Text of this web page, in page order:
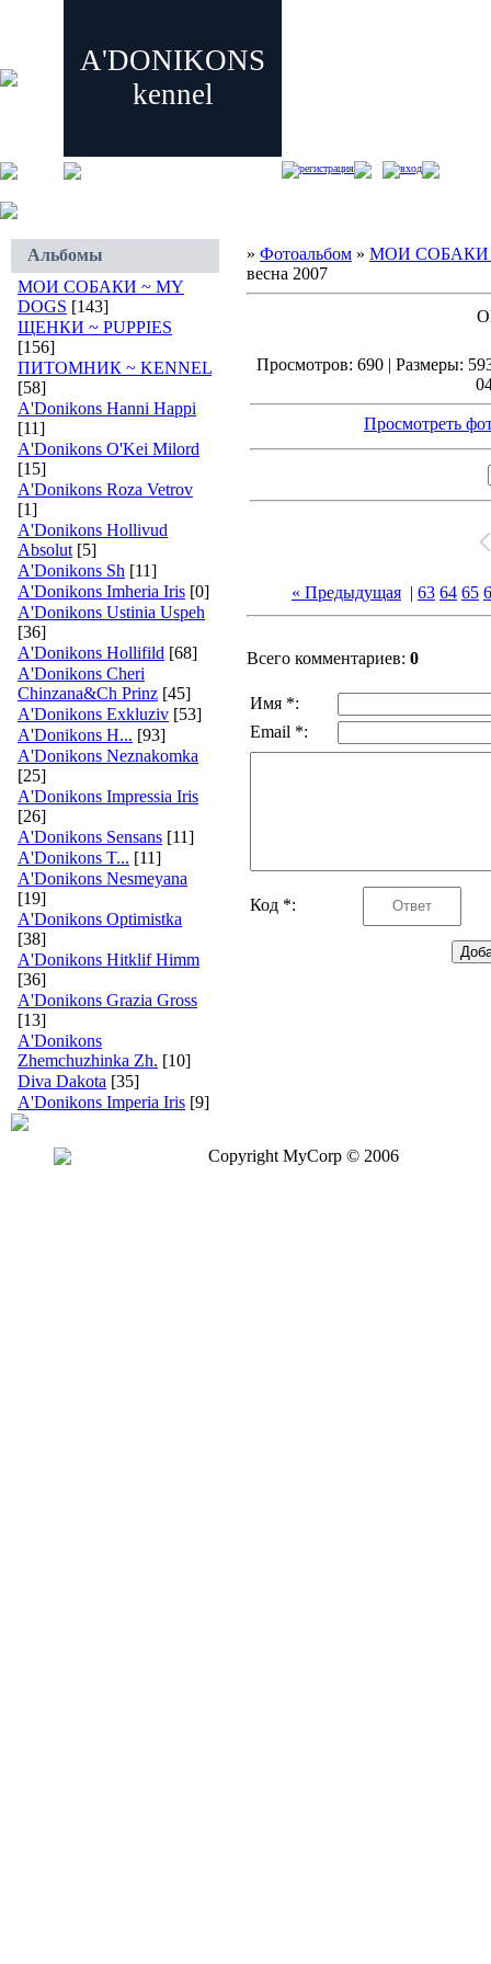
A'DONIKONS
kennel
регистрация вход
Альбомы
МОИ СОБАКИ ~ MY
DOGS [143]
ЩЕНКИ ~ PUPPIES
[156]
ПИТОМНИК ~ KENNEL
[58]
A'Donikons Hanni Happi
[11]
A'Donikons O'Kei Milord
[15]
A'Donikons Roza Vetrov
[1]
A'Donikons Hollivud
Absolut [5]
A'Donikons Sh [11]
A'Donikons Imheria Iris [0]
A'Donikons Ustinia Uspeh
[36]
A'Donikons Hollifild [68]
A'Donikons Cheri
Chinzana&Ch Prinz [45]
A'Donikons Exkluziv [53]
A'Donikons H... [93]
A'Donikons Neznakomka
[25]
A'Donikons Impressia Iris
[26]
A'Donikons Sensans [11]
A'Donikons T... [11]
A'Donikons Nesmeyana
[19]
A'Donikons Optimistka
[38]
A'Donikons Hitklif Himm
[36]
A'Donikons Grazia Gross
[13]
A'Donikons
Zhemchuzhinka Zh. [10]
Diva Dakota [35]
A'Donikons Imperia Iris [9]
» Фотоальбом » МОИ СОБАКИ
весна 2007
Просмотров: 690 | Размеры:
Просмотреть
« Предыдущая | 63 64 65
Всего комментариев: 0
Имя *:
Email *:
Код *:
Copyright MyCorp © 2006